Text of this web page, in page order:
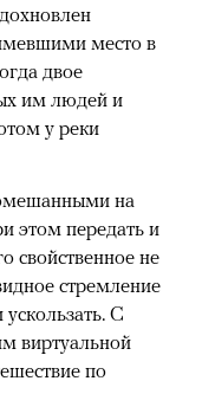
место в
двое
им людей и
у реки
на
этом передать и
свойственное не
стремление
С
виртуальной
по